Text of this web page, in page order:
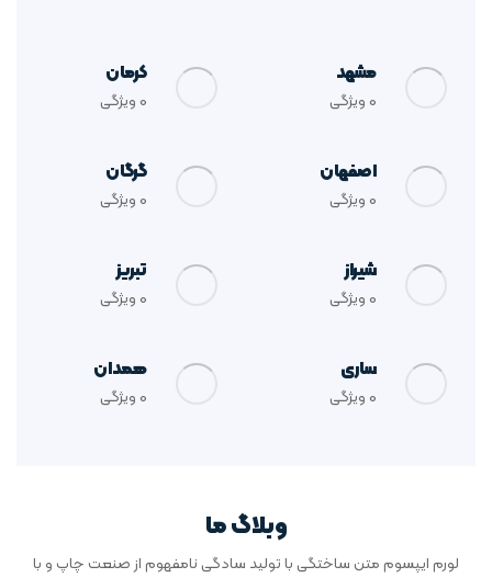
مشهد
ویژگی
کرمان
ویژگی
اصفهان
ویژگی
گرگان
ویژگی
شیراز
ویژگی
تبریز
ویژگی
ساری
ویژگی
همدان
ویژگی
وبلاگ ما
لورم ایپسوم متن ساختگی با تولید سادگی نامفهوم از صنعت چاپ و با